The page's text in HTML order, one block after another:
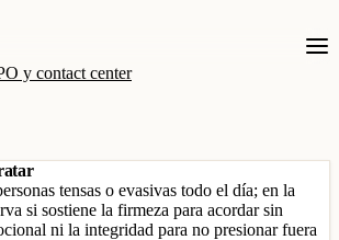
y contact center
tensas o evasivas todo el día; en la
si sostiene la firmeza para acordar sin
ni la integridad para no presionar fuera